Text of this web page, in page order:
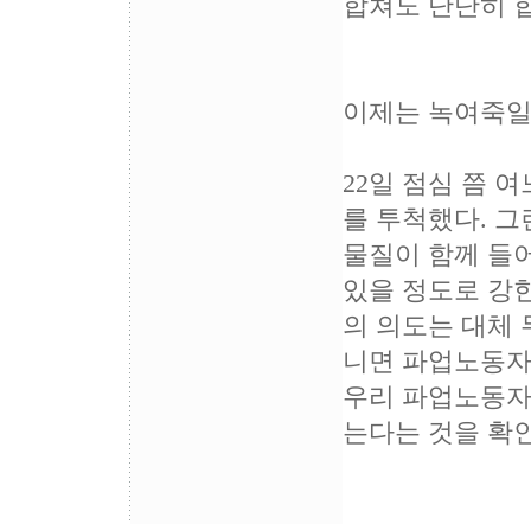
합쳐도 단단히
이제는 녹여죽
22일 점심 쯤
를 투척했다. 그
물질이 함께 들
있을 정도로 강
의 의도는 대체
니면 파업노동
우리 파업노동
는다는 것을 확